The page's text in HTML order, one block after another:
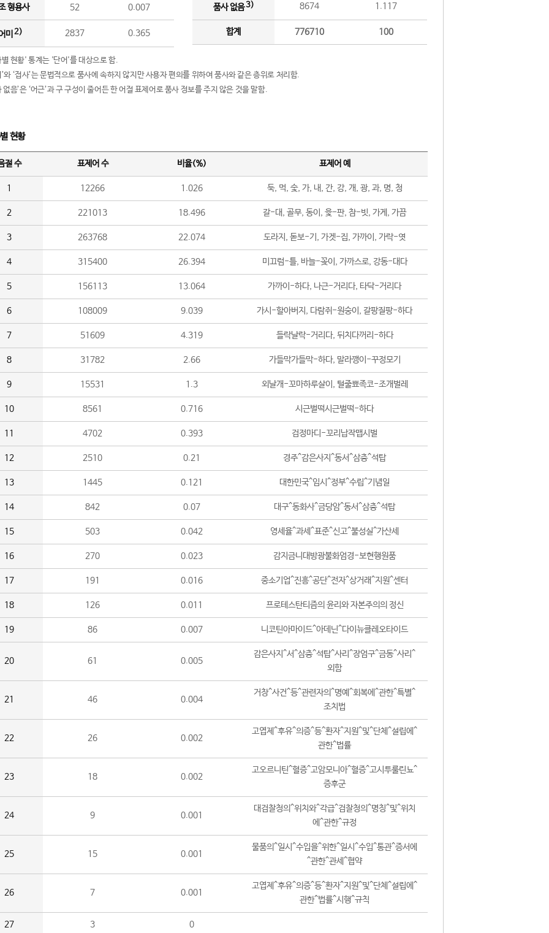
형용사 52 0.007
미 2) 2837 0.365
품사 없음3) 8674 1.117
합계 776710 100
현황' 통계는 '단어'를 대상으로 함.
와 ‘접사’는 문법적으로 품사에 속하지 않지만 사용자 편의를 위하여 품사와 같은 층위로 처리함.
없음’은 ‘어근’과 구 구성이 줄어든 한 어절 표제어로 품사 정보를 주지 않은 것을 말함.
현황
절 수 표제어 수 비율(%) 표제어 예
1 12266 1.026 둑, 먹, 숯, 가, 내, 간, 강, 개, 광, 과, 명, 청
2 221013 18.496 갈-대, 골무, 동이, 윷-판, 참-빗, 가게, 가끔
3 263768 22.074 도라지, 돋보-기, 가겟-집, 가까이, 가락-엿
4 315400 26.394 미끄럼-틀, 바늘-꽂이, 가까스로, 강동-대다
5 156113 13.064 가까이-하다, 나근-거리다, 타닥-거리다
6 108009 9.039 가시-할아버지, 다람쥐-원숭이, 갈팡질팡-하다
7 51609 4.319 들락날락-거리다, 뒤치다꺼리-하다
8 31782 2.66 가들막가들막-하다, 말라깽이-꾸정모기
9 15531 1.3 외날개-꼬마하루살이, 털줄뾰족코-조개벌레
10 8561 0.716 시근벌떡시근벌떡-하다
11 4702 0.393 검정마디-꼬리납작맵시벌
12 2510 0.21 경주^감은사지^동서^삼층^석탑
13 1445 0.121 대한민국^임시^정부^수립^기념일
14 842 0.07 대구^동화사^금당암^동서^삼층^석탑
15 503 0.042 영세율^과세^표준^신고^불성실^가산세
16 270 0.023 감지금니대방광불화엄경-보현행원품
17 191 0.016 중소기업^진흥^공단^전자^상거래^지원^센터
18 126 0.011 프로테스탄티즘의 윤리와 자본주의의 정신
19 86 0.007 니코틴아마이드^아데닌^다이뉴클레오타이드
20 61 0.005
감은사지^서^삼층^석탑^사리^장엄구^금동^사리^
외함
21 46 0.004
거창^사건^등^관련자의^명예^회복에^관한^특별^
조치법
22 26 0.002
고엽제^후유^의증^등^환자^지원^및^단체^설립에^
관한^법률
23 18 0.002
고오르니틴^혈증^고암모니아^혈증^고시투룰린뇨^
증후군
24 9 0.001
대검찰청의^위치와^각급^검찰청의^명칭^및^위치
에^관한^규정
25 15 0.001
물품의^일시^수입을^위한^일시^수입^통관^증서에
^관한^관세^협약
26 7 0.001
고엽제^후유^의증^등^환자^지원^및^단체^설립에^
관한^법률^시행^규칙
27 3 0